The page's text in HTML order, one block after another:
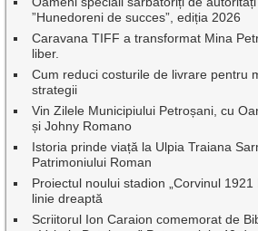
”Hunedoreni de succes”, ediția 2026
Caravana TIFF a transformat Mina
liber.
Cum reduci costurile de livrare pentru
strategii
Vin Zilele Municipiului Petroșani, cu
și Johny Romano
Istoria prinde viață la Ulpia Traiana
Patrimoniului Roman
Proiectul noului stadion „Corvinul
linie dreaptă
Scriitorul Ion Caraion comemorat de